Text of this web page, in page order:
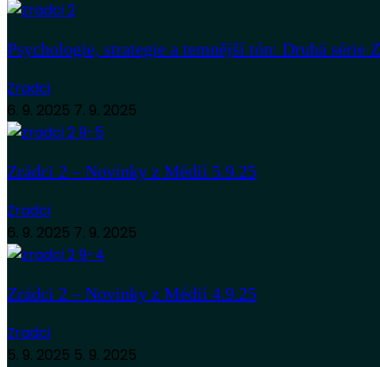
Psychologie, strategie a temnější tón: Druhá série
Zradci
6. 9. 2025 7. 9. 2025
Zrádci 2 – Novinky z Médií 5.9.25
Zradci
6. 9. 2025 7. 9. 2025
Zrádci 2 – Novinky z Médií 4.9.25
Zradci
5. 9. 2025 5. 9. 2025